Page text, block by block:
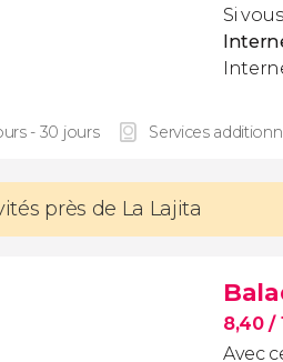
Si
- 30 jours Services
près de La Lajita
8,40/
Avec